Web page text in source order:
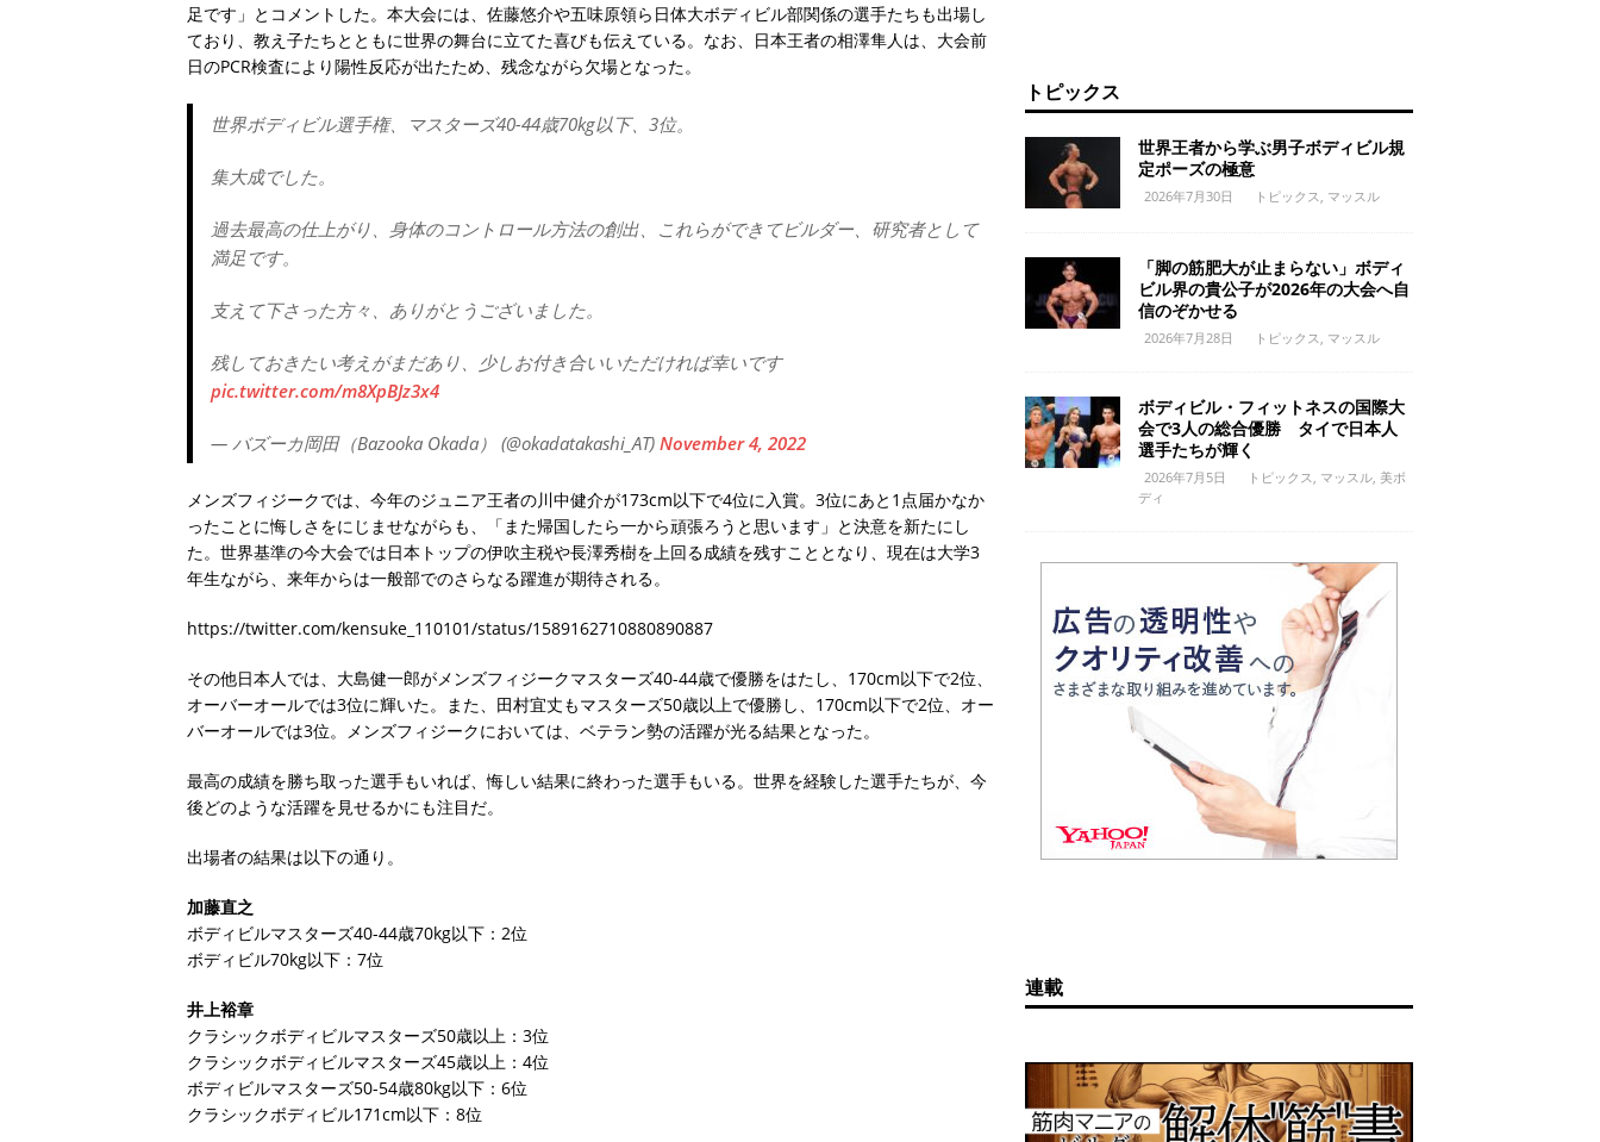
足です」とコメントした。本大会には、佐藤悠介や五味原領ら日体大ボディビル部関係の選手たちも出場し
ており、教え子たちとともに世界の舞台に立てた喜びも伝えている。なお、日本王者の相澤隼人は、大会前
日のPCR検査により陽性反応が出たため、残念ながら欠場となった。
世界ボディビル選手権、マスターズ40-44歳70kg以下、3位。
集大成でした。
過去最高の仕上がり、身体のコントロール方法の創出、これらができてビルダー、研究者として
満足です。
支えて下さった方々、ありがとうございました。
残しておきたい考えがまだあり、少しお付き合いいただければ幸いです
pic.twitter.com/m8XpBJz3x4
— バズーカ岡田（Bazooka Okada） (@okadatakashi_AT) November 4, 2022
メンズフィジークでは、今年のジュニア王者の川中健介が173cm以下で4位に入賞。3位にあと1点届かなか
ったことに悔しさをにじませながらも、「また帰国したら一から頑張ろうと思います」と決意を新たにし
た。世界基準の今大会では日本トップの伊吹主税や長澤秀樹を上回る成績を残すこととなり、現在は大学3
年生ながら、来年からは一般部でのさらなる躍進が期待される。
https://twitter.com/kensuke_110101/status/1589162710880890887
その他日本人では、大島健一郎がメンズフィジークマスターズ40-44歳で優勝をはたし、170cm以下で2位、
オーバーオールでは3位に輝いた。また、田村宜丈もマスターズ50歳以上で優勝し、170cm以下で2位、オー
バーオールでは3位。メンズフィジークにおいては、ベテラン勢の活躍が光る結果となった。
最高の成績を勝ち取った選手もいれば、悔しい結果に終わった選手もいる。世界を経験した選手たちが、今
後どのような活躍を見せるかにも注目だ。
出場者の結果は以下の通り。
加藤直之
ボディビルマスターズ40-44歳70kg以下：2位
ボディビル70kg以下：7位
井上裕章
クラシックボディビルマスターズ50歳以上：3位
クラシックボディビルマスターズ45歳以上：4位
ボディビルマスターズ50-54歳80kg以下：6位
クラシックボディビル171cm以下：8位
トピックス
世界王者から学ぶ男子ボディビル規
定ポーズの極意
2026年7月30日 トピックス マッスル
「脚の筋肥大が止まらない」ボディ
ビル界の貴公子が2026年の大会へ自
信のぞかせる
2026年7月28日 トピックス マッスル
ボディビル・フィットネスの国際大
会で3人の総合優勝 タイで日本人
選手たちが輝く
2026年7月5日 トピックス マッスル, 美ボ
ディ
連載